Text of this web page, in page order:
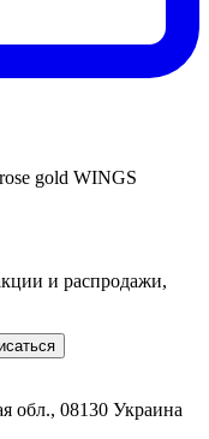
gold WINGS
и распродажи,
обл., 08130 Украина